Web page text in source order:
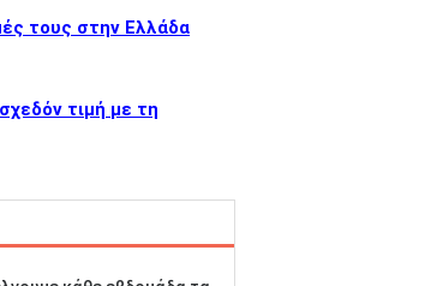
τους στην Ελλάδα
τιμή με τη